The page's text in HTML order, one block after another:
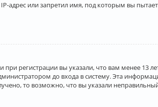
адрес или запретил имя, под которым вы
регистрации вы указали, что вам менее 13
до входа в систему. Эта
то возможно, что вы указали